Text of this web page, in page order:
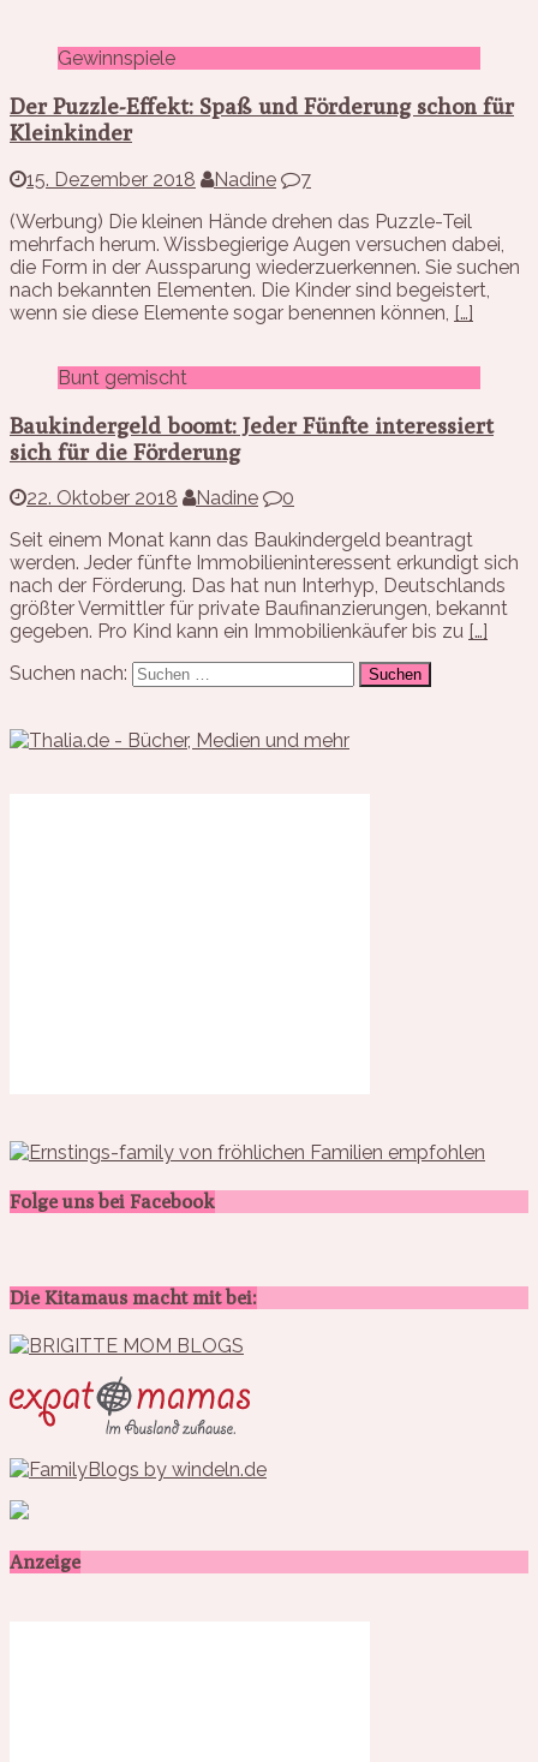
Gewinnspiele
Der Puzzle-Effekt: Spaß und Förderung schon für
Kleinkinder
15. Dezember 2018 Nadine
7
(Werbung) Die kleinen Hände drehen das Puzzle-Teil
mehrfach herum. Wissbegierige Augen versuchen dabei,
die Form in der Aussparung wiederzuerkennen. Sie suchen
nach bekannten Elementen. Die Kinder sind begeistert,
wenn sie diese Elemente sogar benennen können, […]
Bunt gemischt
Baukindergeld boomt: Jeder Fünfte interessiert
sich für die Förderung
22. Oktober 2018 Nadine
0
Seit einem Monat kann das Baukindergeld beantragt
werden. Jeder fünfte Immobilieninteressent erkundigt sich
nach der Förderung. Das hat nun Interhyp, Deutschlands
größter Vermittler für private Baufinanzierungen, bekannt
gegeben. Pro Kind kann ein Immobilienkäufer bis zu […]
Suchen nach:
Folge uns bei Facebook
Die Kitamaus macht mit bei:
Anzeige